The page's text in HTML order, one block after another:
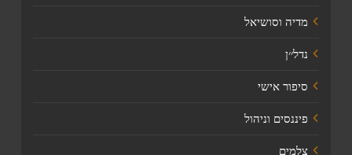
מדיה וסושיאל
נדל׳׳ן
סיפור אישי
פיננסים וניהול
צלמים